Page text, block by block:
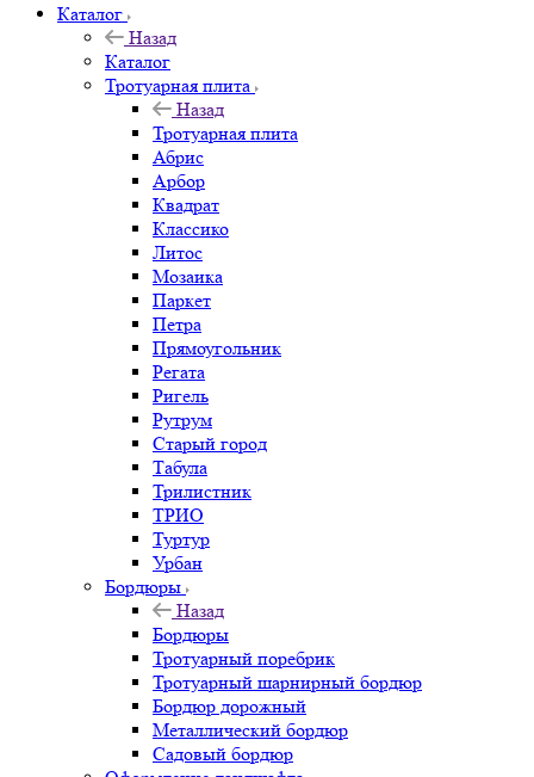
Каталог
Назад
Каталог
Тротуарная плита
Назад
Тротуарная плита
Абрис
Арбор
Квадрат
Классико
Литос
Мозаика
Паркет
Петра
Прямоугольник
Регата
Ригель
Рутрум
Старый город
Табула
Трилистник
ТРИО
Туртур
Урбан
Бордюры
Назад
Бордюры
Тротуарный поребрик
Тротуарный шарнирный бордюр
Бордюр дорожный
Металлический бордюр
Садовый бордюр